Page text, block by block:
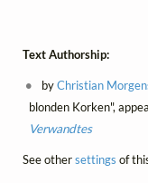
Text Authorship:
byChristian
blonden Korken",
Verwandtes
See othersettings of